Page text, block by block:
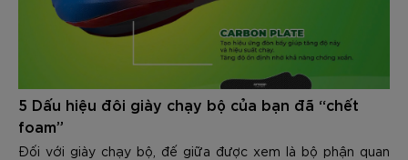
5 Dấu hiệu đôi giày chạy bộ của bạn đã “chết
foam”
Đối với giày chạy bộ, đế giữa được xem là bộ phận quan